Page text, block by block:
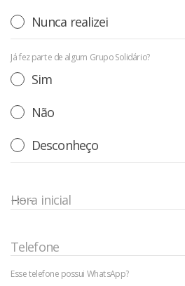
Nunca realizei
Já fez parte de algum Grupo Solidário?
Sim
Não
Desconheço
Hora inicial
Telefone
Esse telefone possui WhatsApp?